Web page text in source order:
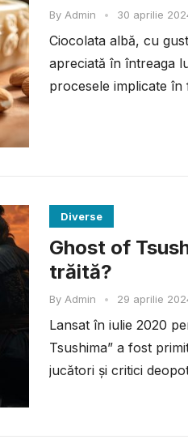
By Admin • 30 aprilie
Ciocolata albă, cu
apreciată în întreaga
procesele implicate în
Diverse
Ghost of
trăită?
By Admin • 29 aprilie
Lansat în iulie 2020
Tsushima” a fost
jucători și critici